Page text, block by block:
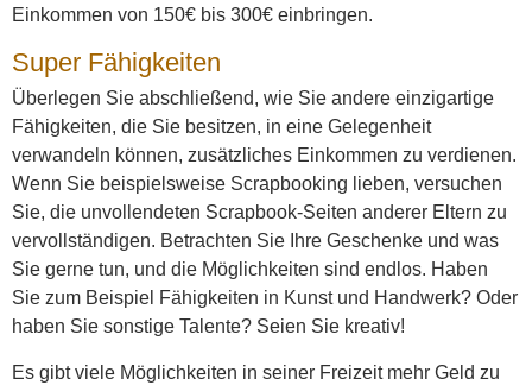
Einkommen von 150€ bis 300€ einbringen.
Super Fähigkeiten
Überlegen Sie abschließend, wie Sie andere einzigartige
Fähigkeiten, die Sie besitzen, in eine Gelegenheit
verwandeln können, zusätzliches Einkommen zu verdienen.
Wenn Sie beispielsweise Scrapbooking lieben, versuchen
Sie, die unvollendeten Scrapbook-Seiten anderer Eltern zu
vervollständigen. Betrachten Sie Ihre Geschenke und was
Sie gerne tun, und die Möglichkeiten sind endlos. Haben
Sie zum Beispiel Fähigkeiten in Kunst und Handwerk? Oder
haben Sie sonstige Talente? Seien Sie kreativ!
Es gibt viele Möglichkeiten in seiner Freizeit mehr Geld zu